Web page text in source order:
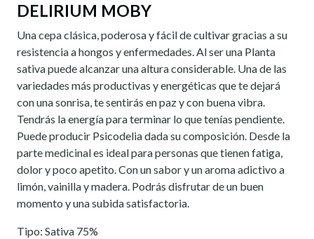
DELIRIUM MOBY
Una cepa clásica, poderosa y fácil de cultivar gracias a su
resistencia a hongos y enfermedades. Al ser una Planta
sativa puede alcanzar una altura considerable. Una de las
variedades más productivas y energéticas que te dejará
con una sonrisa, te sentirás en paz y con buena vibra.
Tendrás la energía para terminar lo que tenías pendiente.
Puede producir Psicodelia dada su composición. Desde la
parte medicinal es ideal para personas que tienen fatiga,
dolor y poco apetito. Con un sabor y un aroma adictivo a
limón, vainilla y madera. Podrás disfrutar de un buen
momento y una subida satisfactoria.
Tipo: Sativa 75%